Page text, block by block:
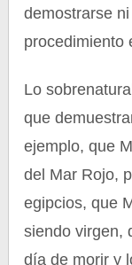
demostrarse
procedimiento
Lo
que
ejemplo, que
del Mar Rojo,
egipcios, que
siendo virgen,
día de morir y